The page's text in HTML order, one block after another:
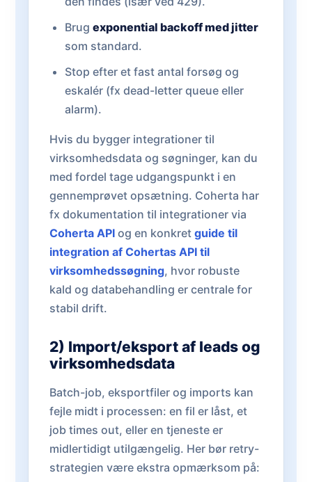
Brug exponential backoff med jitter
som standard.
Stop efter et fast antal forsøg og
eskalér (fx dead-letter queue eller
alarm).
Hvis du bygger integrationer til
virksomhedsdata og søgninger, kan du
med fordel tage udgangspunkt i en
gennemprøvet opsætning. Coherta har
fx dokumentation til integrationer via
Coherta API og en konkret guide til
integration af Cohertas API til
virksomhedssøgning, hvor robuste
kald og databehandling er centrale for
stabil drift.
2) Import/eksport af leads og
virksomhedsdata
Batch-job, eksportfiler og imports kan
fejle midt i processen: en fil er låst, et
job times out, eller en tjeneste er
midlertidigt utilgængelig. Her bør retry-
strategien være ekstra opmærksom på: